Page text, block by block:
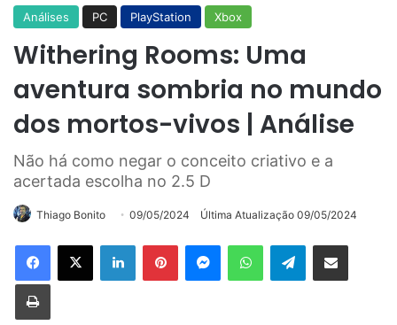
Análises PC PlayStation Xbox
Withering Rooms: Uma
aventura sombria no mundo
dos mortos-vivos | Análise
Não há como negar o conceito criativo e a
acertada escolha no 2.5 D
Thiago Bonito 09/05/2024 Última Atualização 09/05/2024
LinkedinPinterestMessengerWhatsAppTelegramCompartilhar via e-mail
Imprimir